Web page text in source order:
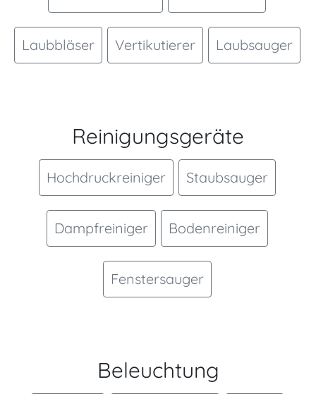
Laubbläser Vertikutierer Laubsauger
Reinigungsgeräte
Hochdruckreiniger Staubsauger
Dampfreiniger Bodenreiniger
Fenstersauger
Beleuchtung